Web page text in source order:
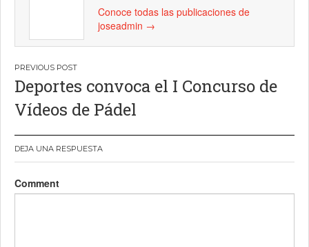
Conoce todas las publicaciones de
joseadmin →
Navegación
de
entradas
Deportes convoca el I Concurso de
Vídeos de Pádel
DEJA UNA RESPUESTA
Comment